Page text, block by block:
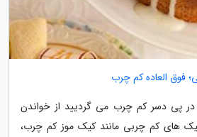
در پی دسر کم چرب می گردیید از خواندن
های کم ­چربی مانند کیک موز کم­ چرب،